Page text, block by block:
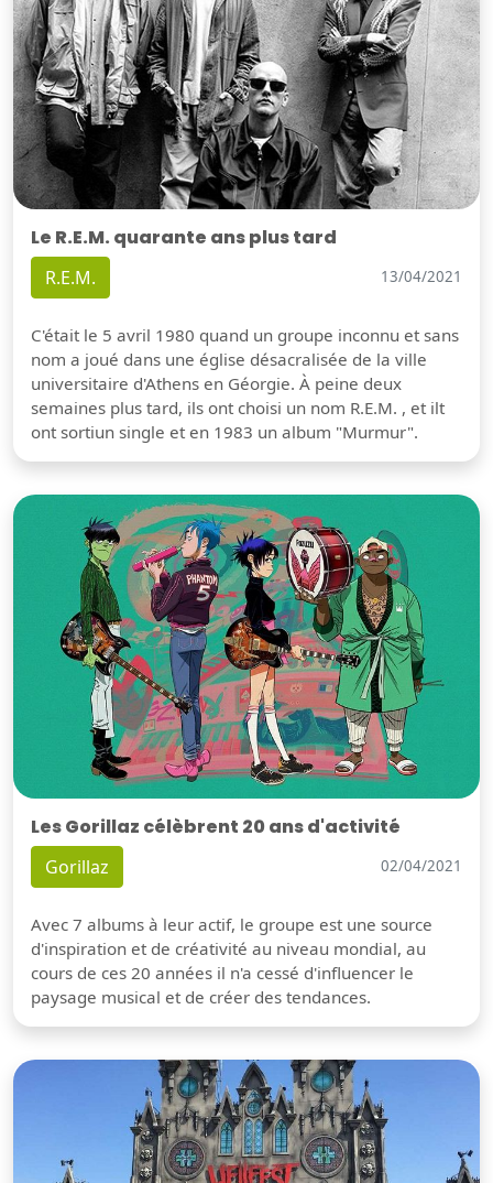
Le R.E.M. quarante ans plus tard
R.E.M. 13/04/2021
C'était le 5 avril 1980 quand un groupe inconnu et sans
nom a joué dans une église désacralisée de la ville
universitaire d'Athens en Géorgie. À peine deux
semaines plus tard, ils ont choisi un nom R.E.M. , et ilt
ont sortiun single et en 1983 un album "Murmur".
Les Gorillaz célèbrent 20 ans d'activité
Gorillaz 02/04/2021
Avec 7 albums à leur actif, le groupe est une source
d'inspiration et de créativité au niveau mondial, au
cours de ces 20 années il n'a cessé d'influencer le
paysage musical et de créer des tendances.